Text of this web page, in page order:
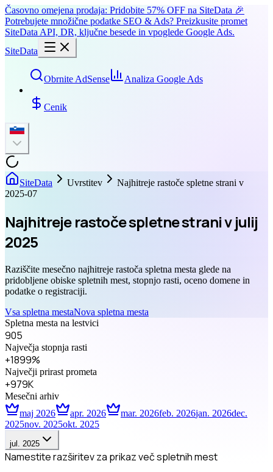
Časovno omejena prodaja: Pridobite 57% OFF na SiteData 🎉
Potrebujete množične podatke SEO & Ads? Preizkusite promet
SiteData API, DR, ključne besede in vpoglede Google Ads.
SiteData
Obrnite AdSense Analiza Google Ads
Cenik
SiteData Uvrstitev
Najhitreje rastoče spletne strani v
2025-07
Najhitreje rastoče spletne strani v julij
2025
Raziščite mesečno najhitreje rastoča spletna mesta glede na
pridobljene obiske spletnih mest, stopnjo rasti, oceno domene in
podatke o registraciji.
Vsa spletna mestaNova spletna mesta
Spletna mesta na lestvici
905
Največja stopnja rasti
+1899%
Največji prirast prometa
+979K
Mesečni arhiv
maj 2026
apr. 2026 mar. 2026feb. 2026jan. 2026dec.
2025nov. 2025okt. 2025
jul. 2025
Namestite razširitev za prikaz več spletnih mest